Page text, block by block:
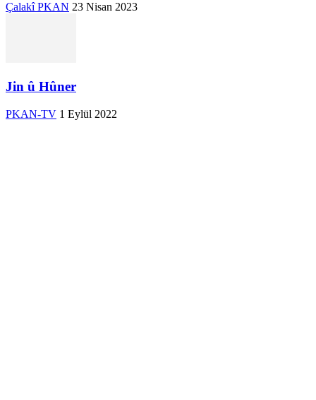
Çalakî PKAN 23 Nisan 2023
Jin û Hûner
PKAN-TV 1 Eylül 2022